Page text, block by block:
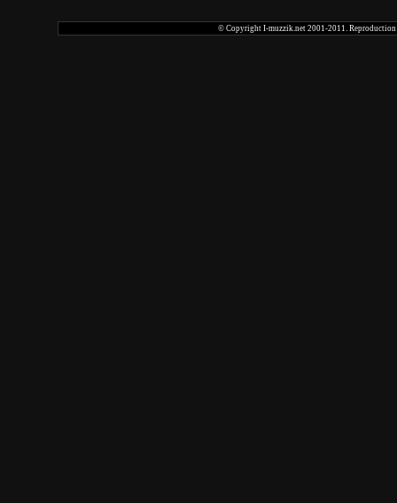
© Copyright I-muzzik.net 2001-2011. Reproduction